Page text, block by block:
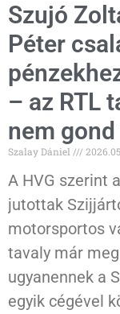
Szujó
Péter
– az RTL
nem
Szalay Dániel
A HVG szerint
jutottak
motorsportos
tavaly már
ugyanennek a
egyik cégével